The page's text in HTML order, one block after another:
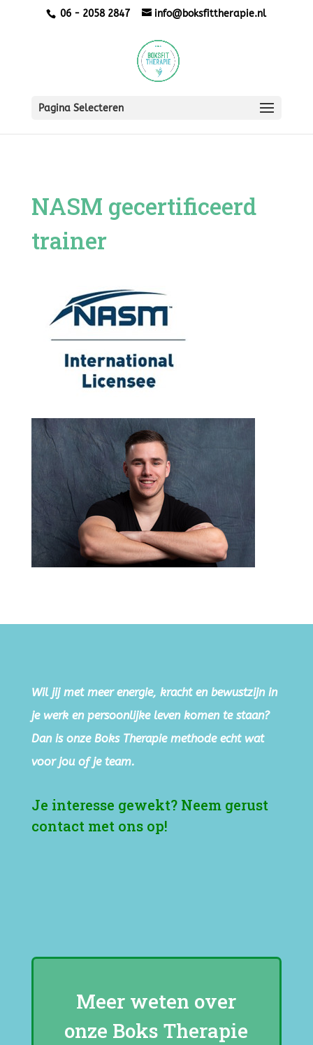
06 - 2058 2847 info@boksfittherapie.nl
Pagina Selecteren
NASM gecertificeerd
trainer
Wil jij met meer energie, kracht en bewustzijn in
je werk en persoonlijke leven komen te staan?
Dan is onze Boks Therapie methode echt wat
voor jou of je team.
Je interesse gewekt? Neem gerust
contact met ons op!
Meer weten over
onze Boks Therapie